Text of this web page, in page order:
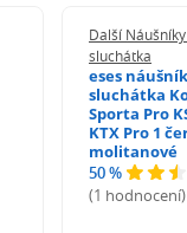
Další
sluchátka
eses
sluchátka
Sporta Pro
KTX Pro 1
molitanové
50 %
(1 hodnocení)